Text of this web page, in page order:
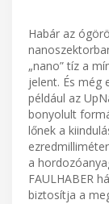
Habár az
„nano” tíz a
jelent. És még
például az
bonyolult
lőnek a
a
FAULHABER
biztosítja a